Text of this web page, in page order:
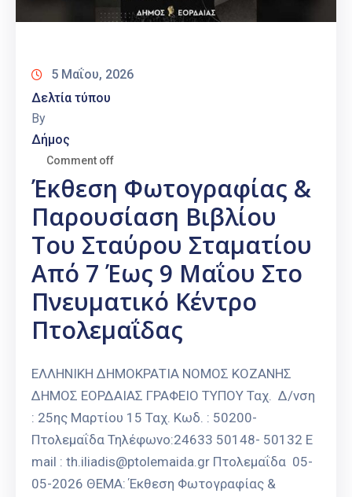
5 Μαΐου, 2026
Δελτία τύπου
By
Δήμος
Comment off
Έκθεση Φωτογραφίας &
Παρουσίαση Βιβλίου
Του Σταύρου Σταματίου
Από 7 Έως 9 Μαΐου Στο
Πνευματικό Κέντρο
Πτολεμαΐδας
ΕΛΛΗΝΙΚΗ ΔΗΜΟΚΡΑΤΙΑ ΝΟΜΟΣ ΚΟΖΑΝΗΣ
ΔΗΜΟΣ ΕΟΡΔΑΙΑΣ ΓΡΑΦΕΙΟ ΤΥΠΟΥ Ταχ. Δ/νση
: 25ης Μαρτίου 15 Ταχ. Κωδ. : 50200-
Πτολεμαΐδα Τηλέφωνο:24633 50148- 50132 E
mail : th.iliadis@ptolemaida.gr Πτολεμαΐδα 05-
05-2026 ΘΕΜΑ: Έκθεση Φωτογραφίας &